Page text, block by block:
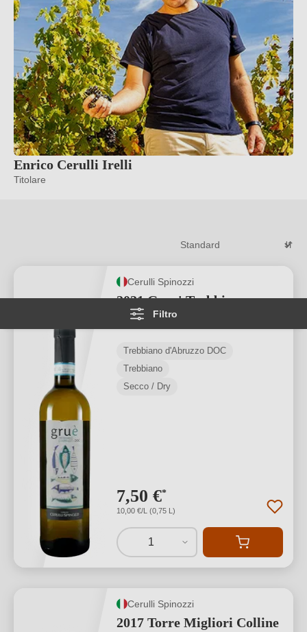
Enrico Cerulli Irelli
Titolare
Filtro
Cerulli Spinozzi
2021 Grue' Trebbiano
d’Abruzzo DOC
Trebbiano d'Abruzzo DOC
Trebbiano
Secco / Dry
7,50 €*
10,00 €/L (0,75 L)
1
Cerulli Spinozzi
2017 Torre Migliori Colline